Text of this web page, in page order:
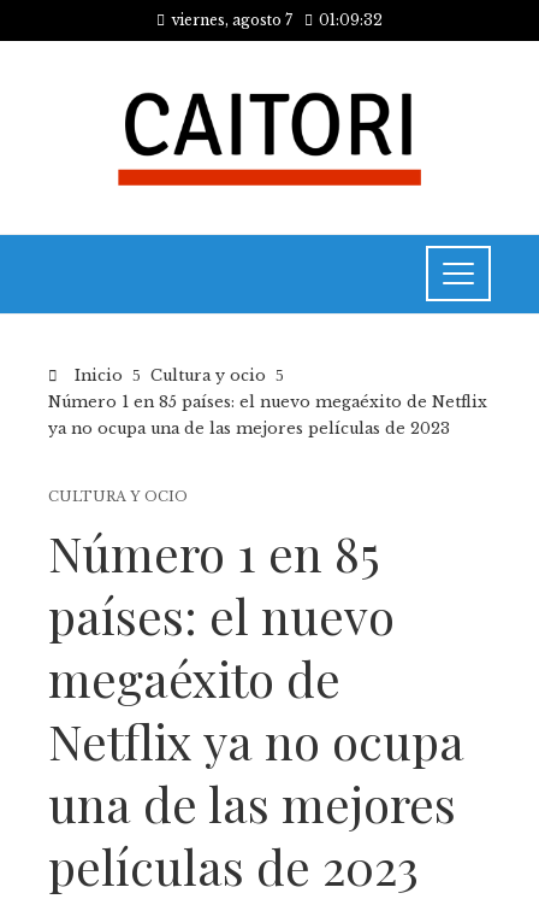
viernes, agosto 7 01:09:32
Inicio
Cultura y ocio
Número 1 en 85 países: el nuevo megaéxito de Netflix
ya no ocupa una de las mejores películas de 2023
CULTURA Y OCIO
Número 1 en 85
países: el nuevo
megaéxito de
Netflix ya no ocupa
una de las mejores
películas de 2023